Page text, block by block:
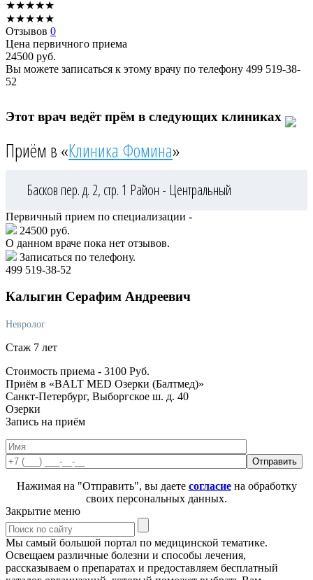
★★★★★
★★★★★
Отзывов 0
Цена первичного приема
24500 руб.
Вы можете записаться к этому врачу по телефону 499 519-38-
52
Этот врач ведёт прём в следующих клиниках
Приём в «Клиника Фомина»
Басков пер. д. 2, стр. 1 Район - Центральный
Первичный прием по специализации -
24500 руб.
О данном враче пока нет отзывов.
Записаться по телефону.
499 519-38-52
Калыгин Серафим Андреевич
Невролог
Стаж 7 лет
Стоимость приема - 3100 Руб.
Приём в «BALT MED Озерки (Балтмед)»
Санкт-Петербург, Выборгское ш. д. 40
Озерки
Запись на приём
Нажимая на "Отправить", вы даете согласиена обработку
своих персональных данных.
Закрытие меню
Мы самый большой портал по медицинской тематике.
Освещаем различные болезни и способы лечения,
рассказываем о препаратах и предоставляем бесплатный